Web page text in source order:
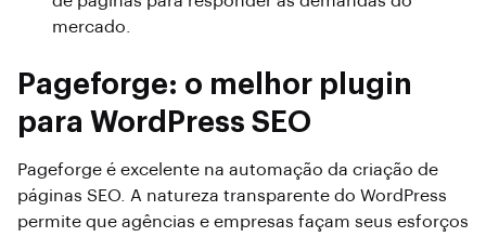
mercado.
Pageforge: o melhor plugin
para WordPress SEO
Pageforge é excelente na automação da criação de
páginas SEO. A natureza transparente do WordPress
permite que agências e empresas façam seus esforços